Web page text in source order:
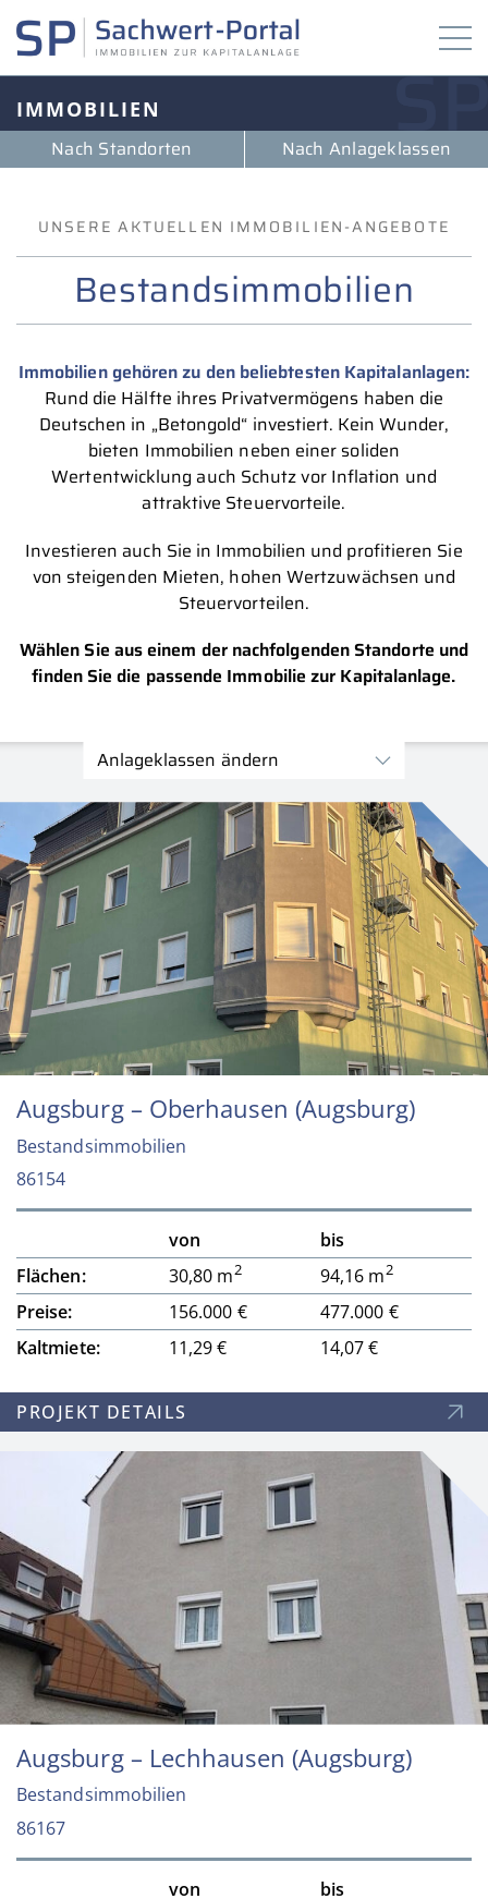
IMMOBILIEN
Nach Standorten Nach Anlageklassen
UNSERE AKTUELLEN IMMOBILIEN-ANGEBOTE
Bestandsimmobilien
Immobilien gehören zu den beliebtesten Kapitalanlagen:
Rund die Hälfte ihres Privatvermögens haben die
Deutschen in „Betongold“ investiert. Kein Wunder,
bieten Immobilien neben einer soliden
Wertentwicklung auch Schutz vor Inflation und
attraktive Steuervorteile.
Investieren auch Sie in Immobilien und profitieren Sie
von steigenden Mieten, hohen Wertzuwächsen und
Steuervorteilen.
Wählen Sie aus einem der nachfolgenden Standorte und
finden Sie die passende Immobilie zur Kapitalanlage.
Anlageklassen ändern
Augsburg – Oberhausen (Augsburg)
Bestandsimmobilien
86154
von
bis
Flächen:
30,80 m2 94,16 m2
Preise: 156.000 €
477.000 €
Kaltmiete:
11,29 € 14,07 €
PROJEKT DETAILS
Augsburg – Lechhausen (Augsburg)
Bestandsimmobilien
86167
von
bis